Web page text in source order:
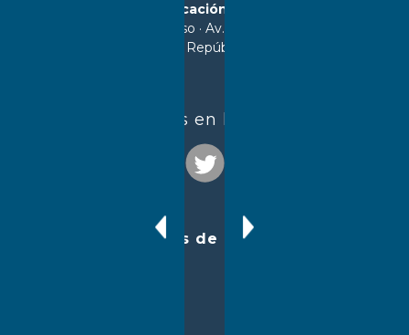
Ministerio de Educación de Tucumán
25 de Mayo 90 · 1º piso · Av. Sarmiento 850 -
(4000) Tucumán - República Argentina
¡Seguinos en las redes!
Enlaces de interés